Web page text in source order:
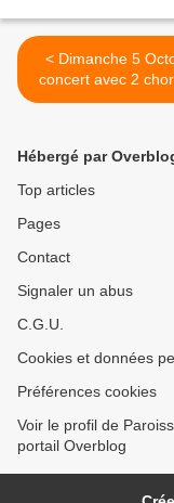
< Dimanche 5 Octobre :
concert avec 2
l'église Sainte
Hébergé par
Top articles
Pages
Contact
Signaler un abus
C.G.U.
Cookies et données
Préférences cookies
Voir le profil de
portail Overblog